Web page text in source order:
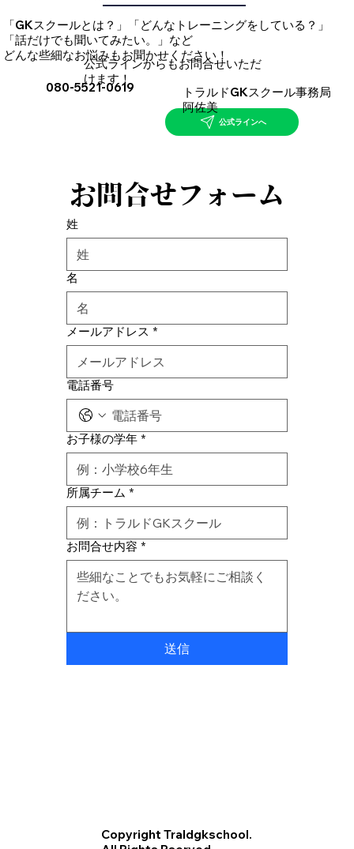
​公式ラインからもお問合せいただ
けます！
公式ラインへ
080-5521-0619
​トラルドGKスクール事務局
阿佐美
「GKスクールとは？」「どんなトレーニングをしている？」
「話だけでも聞いてみたい。」など
​どんな些細なお悩みもお聞かせください！
お問合せフォーム
姓
名
メールアドレス *
電話番号
お子様の学年 *
所属チーム *
お問合せ内容 *
送信
Copyright Traldgkschool.